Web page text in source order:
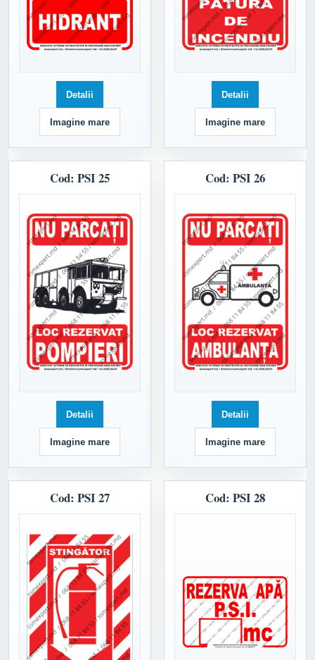
Detalii
Imagine mare
Detalii
Imagine mare
Cod: PSI 25
Detalii
Imagine mare
Cod: PSI 26
Detalii
Imagine mare
Cod: PSI 27 Cod: PSI 28